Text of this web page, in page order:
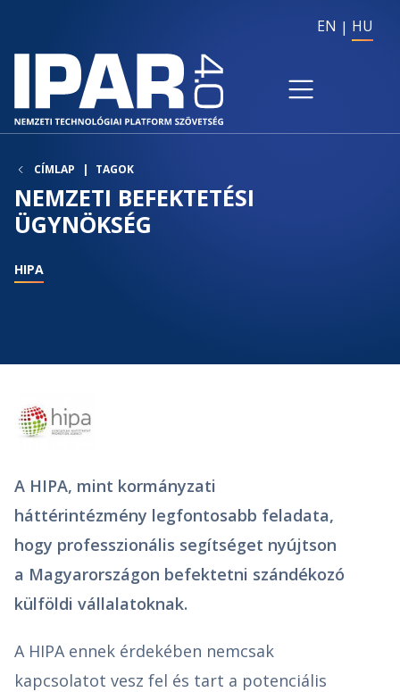
EN HU
CÍMLAP TAGOK
NEMZETI BEFEKTETÉSI
ÜGYNÖKSÉG
HIPA
A HIPA, mint kormányzati
háttérintézmény legfontosabb feladata,
hogy professzionális segítséget nyújtson
a Magyarországon befektetni szándékozó
külföldi vállalatoknak.
A HIPA ennek érdekében nemcsak
kapcsolatot vesz fel és tart a potenciális